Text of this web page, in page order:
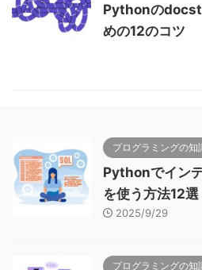
Pythonの
めの12のコツ
プログラミングの知
Pythonでイン
を使う方法12選
2025/9/29
プログラミングの知